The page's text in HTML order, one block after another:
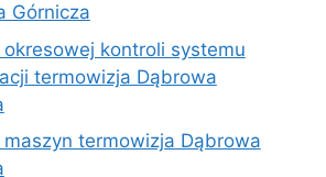
Górnicza
okresowej kontroli systemu
termowizja Dąbrowa
maszyn termowizja Dąbrowa